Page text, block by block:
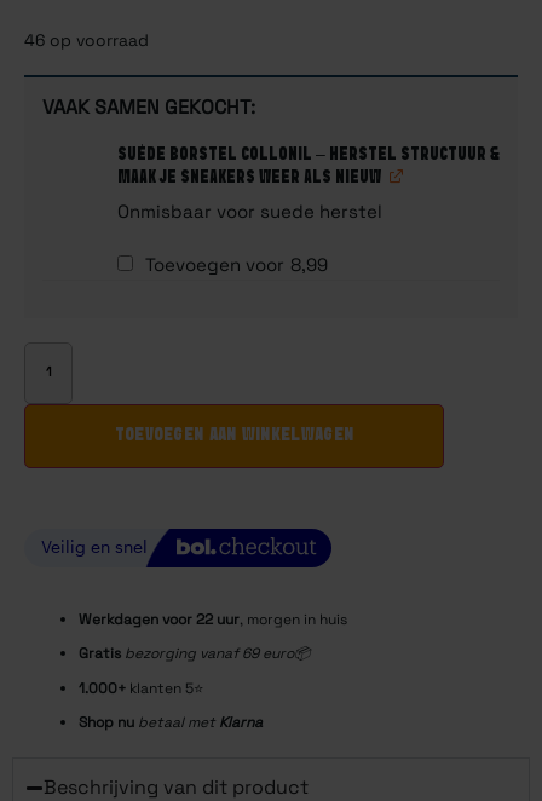
46 op voorraad
VAAK SAMEN GEKOCHT:
SUÈDE BORSTEL COLLONIL – HERSTEL STRUCTUUR &
MAAK JE SNEAKERS WEER ALS NIEUW
Onmisbaar voor suede herstel
Toevoegen voor8,99
TOEVOEGEN AAN WINKELWAGEN
Werkdagen voor 22 uur, morgen in huis
Gratis bezorging vanaf 69 euro📦
1.000+ klanten 5⭐️
Shop nu betaal met Klarna
Beschrijving van dit product